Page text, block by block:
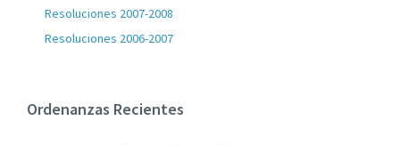
Resoluciones 2007-2008
Resoluciones 2006-2007
Ordenanzas Recientes